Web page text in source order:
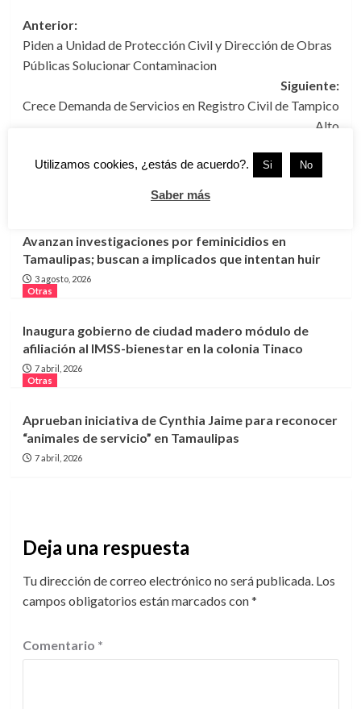
Navegación
de
entradas
Anterior:
Piden a Unidad de Protección Civil y Dirección de Obras
Públicas Solucionar Contaminacion
Siguiente:
Crece Demanda de Servicios en Registro Civil de Tampico
Alto
Victoria
Avanzan investigaciones por feminicidios en
Tamaulipas; buscan a implicados que intentan huir
3 agosto, 2026
Otras
Inaugura gobierno de ciudad madero módulo de
afiliación al IMSS-bienestar en la colonia Tinaco
7 abril, 2026
Otras
Aprueban iniciativa de Cynthia Jaime para reconocer
“animales de servicio” en Tamaulipas
7 abril, 2026
Deja una respuesta
Tu dirección de correo electrónico no será publicada. Los
campos obligatorios están marcados con*
Comentario *
Utilizamos cookies, ¿estás de acuerdo?. Si No
Saber más